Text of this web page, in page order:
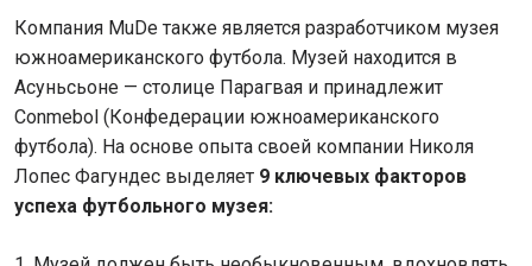
Компания MuDe также является разработчиком музея
южноамериканского футбола. Музей находится в
Асуньсьоне — столице Парагвая и принадлежит
Conmebol (Конфедерации южноамериканского
футбола). На основе опыта своей компании Николя
Лопес Фагундес выделяет 9 ключевых факторов
успеха футбольного музея: